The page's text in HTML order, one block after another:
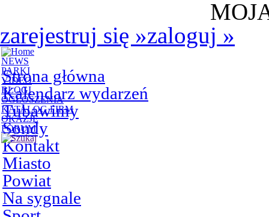
zarejestruj się »zaloguj »
NEWS
PARKI
VIDEO
BLOGI
OGŁOSZENIA
KATALOG FIRM
OKAZJE
FORUM
Strona główna
Kalendarz wydarzeń
Tubawimy
Sondy
Kontakt
Miasto
Powiat
Na sygnale